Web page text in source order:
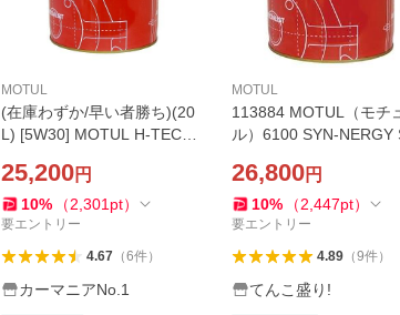
MOTUL
(在庫わずか/早い者勝ち)(20
L) [5W30] MOTUL H-TECH
x 1缶 ] 4輪エンジンオイル モ
チュール エイチテック100プ
ラス 正規品 新品
25,200円
10% （2,301 pt）
要エントリー
4.67（6件）
カーマニアNo.1
MOTUL
113884 MOTUL（モチ
ル）6100 SYN-NERGY
ンジンオイル メルセデ
ンツ フォルクスワーゲ
規品]
26,800円
10% （2,447pt）
要エントリー
4.89（9件）
てんこ盛り!